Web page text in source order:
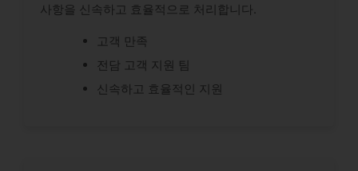
사항을 신속하고 효율적으로 처리합니다.
고객 만족
전담 고객 지원 팀
신속하고 효율적인 지원